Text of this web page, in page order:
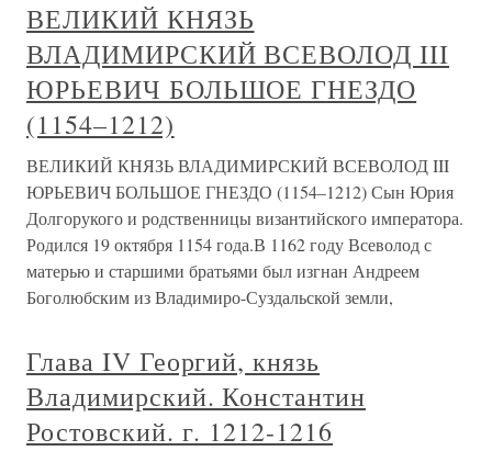
ВЕЛИКИЙ КНЯЗЬ
ВЛАДИМИРСКИЙ ВСЕВОЛОД III
ЮРЬЕВИЧ БОЛЬШОЕ ГНЕЗДО
(1154–1212)
ВЕЛИКИЙ КНЯЗЬ ВЛАДИМИРСКИЙ ВСЕВОЛОД III
ЮРЬЕВИЧ БОЛЬШОЕ ГНЕЗДО (1154–1212) Сын Юрия
Долгорукого и родственницы византийского императора.
Родился 19 октября 1154 года.В 1162 году Всеволод с
матерью и старшими братьями был изгнан Андреем
Боголюбским из Владимиро-Суздальской земли,
Глава IV Георгий, князь
Владимирский. Константин
Ростовский. г. 1212-1216